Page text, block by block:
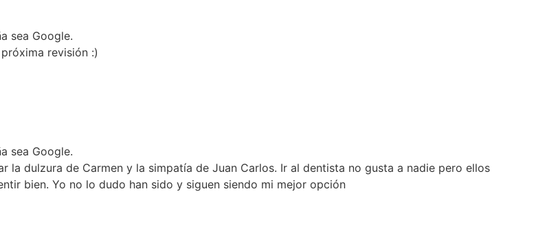
sea Google.
revisión :)
sea Google.
la dulzura de Carmen y la simpatía de Juan Carlos. Ir al dentista no gusta a nadie pero ellos
bien. Yo no lo dudo han sido y siguen siendo mi mejor opción